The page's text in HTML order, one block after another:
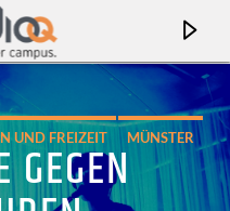
UND FREIZEIT MÜNSTER
GEGEN